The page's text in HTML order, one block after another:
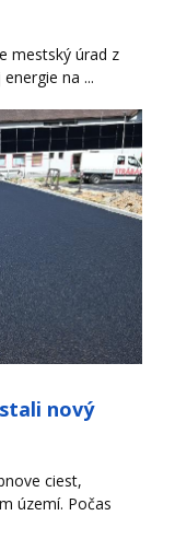
mestský úrad z
na ...
nový
ciest,
území. Počas